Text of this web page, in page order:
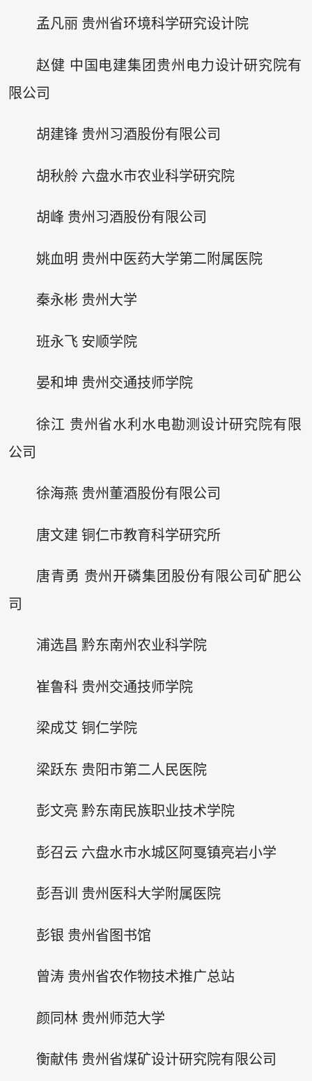
孟凡丽 贵州省环境科学研究设计院
赵健 中国电建集团贵州电力设计研究院有
限公司
胡建锋 贵州习酒股份有限公司
胡秋舲 六盘水市农业科学研究院
胡峰 贵州习酒股份有限公司
姚血明 贵州中医药大学第二附属医院
秦永彬 贵州大学
班永飞 安顺学院
晏和坤 贵州交通技师学院
徐江 贵州省水利水电勘测设计研究院有限
公司
徐海燕 贵州董酒股份有限公司
唐文建 铜仁市教育科学研究所
唐青勇 贵州开磷集团股份有限公司矿肥公
司
浦选昌 黔东南州农业科学院
崔鲁科 贵州交通技师学院
梁成艾 铜仁学院
梁跃东 贵阳市第二人民医院
彭文亮 黔东南民族职业技术学院
彭召云 六盘水市水城区阿戛镇亮岩小学
彭吾训 贵州医科大学附属医院
彭银 贵州省图书馆
曾涛 贵州省农作物技术推广总站
颜同林 贵州师范大学
衡献伟 贵州省煤矿设计研究院有限公司